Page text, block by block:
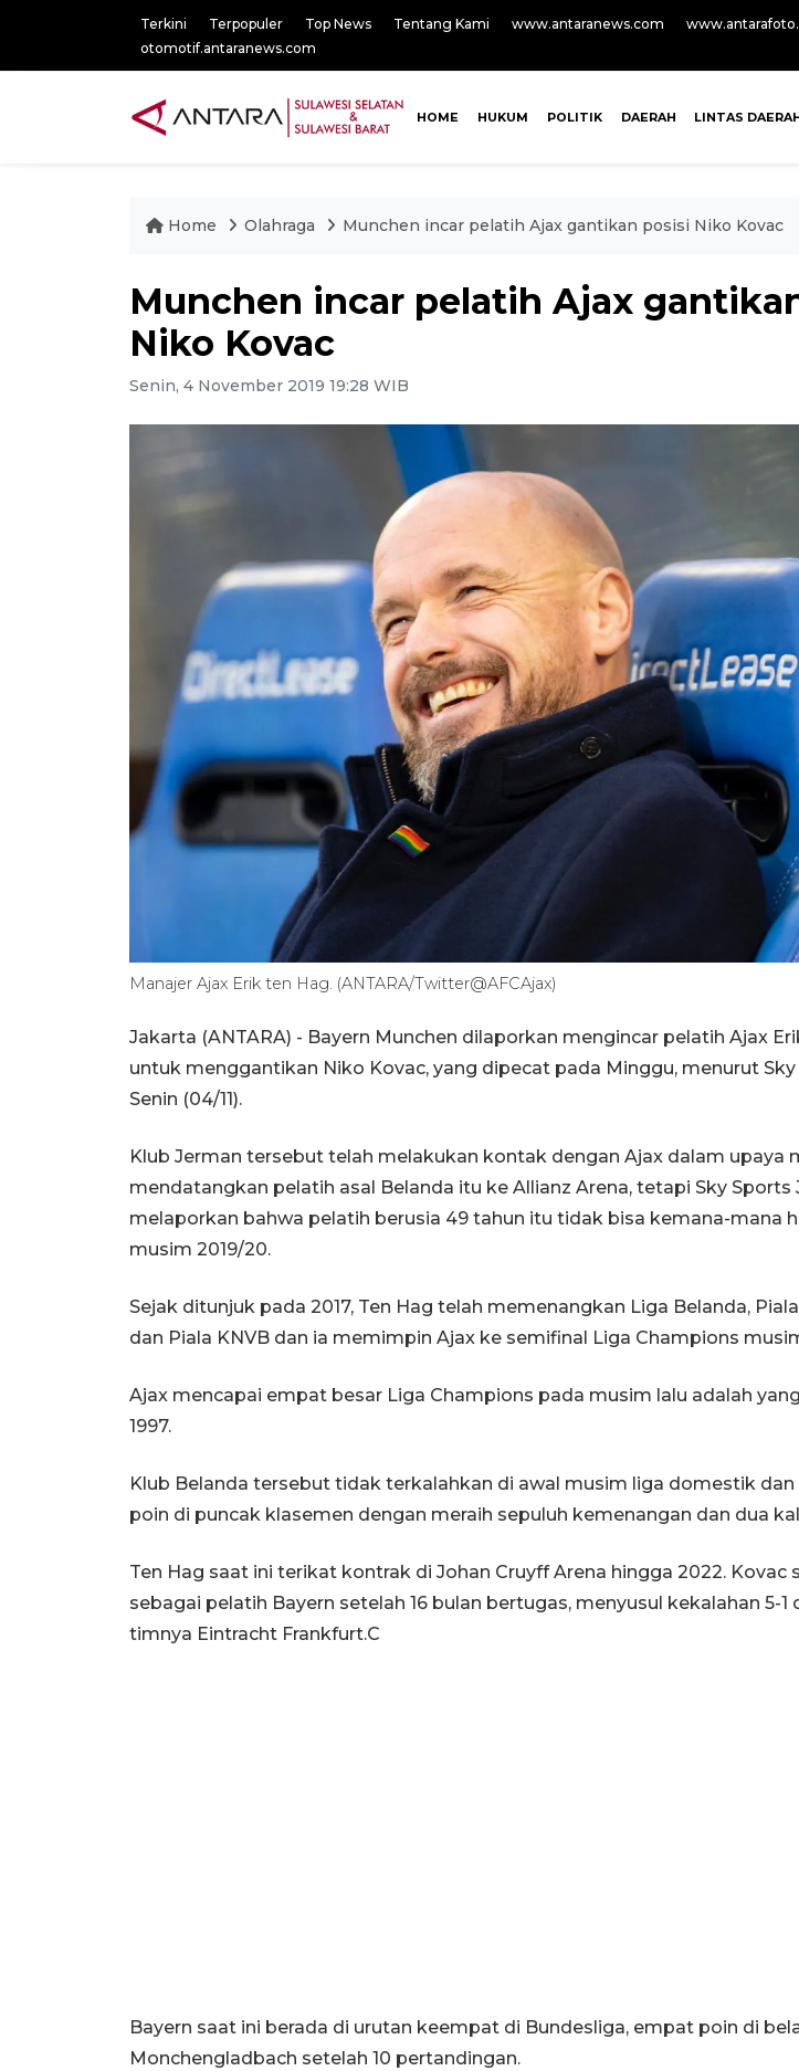
Terkini Terpopuler Top News Tentang Kami www.antaranews.com
otomotif.antaranews.com
HOME HUKUM POLITIK DAERAH LINTAS
Home Olahraga Munchen incar pelatih Ajax gantikan posisi Niko Kovac
Munchen incar pelatih Ajax
Niko Kovac
Senin, 4 November 2019 19:28 WIB
Manajer Ajax Erik ten Hag. (ANTARA/Twitter@AFCAjax)
Jakarta (ANTARA) - Bayern Munchen dilaporkan mengincar pelatih Ajax
untuk menggantikan Niko Kovac, yang dipecat pada Minggu, menurut
Senin (04/11).
Klub Jerman tersebut telah melakukan kontak dengan Ajax dalam upaya
mendatangkan pelatih asal Belanda itu ke Allianz Arena, tetapi Sky Sports
melaporkan bahwa pelatih berusia 49 tahun itu tidak bisa kemana-mana
musim 2019/20.
Sejak ditunjuk pada 2017, Ten Hag telah memenangkan Liga Belanda,
dan Piala KNVB dan ia memimpin Ajax ke semifinal Liga Champions
Ajax mencapai empat besar Liga Champions pada musim lalu adalah
1997.
Klub Belanda tersebut tidak terkalahkan di awal musim liga domestik dan
poin di puncak klasemen dengan meraih sepuluh kemenangan dan dua
Ten Hag saat ini terikat kontrak di Johan Cruyff Arena hingga 2022. Kovac
sebagai pelatih Bayern setelah 16 bulan bertugas, menyusul kekalahan 5-1
timnya Eintracht Frankfurt.C
Bayern saat ini berada di urutan keempat di Bundesliga, empat poin di
Monchengladbach setelah 10 pertandingan.